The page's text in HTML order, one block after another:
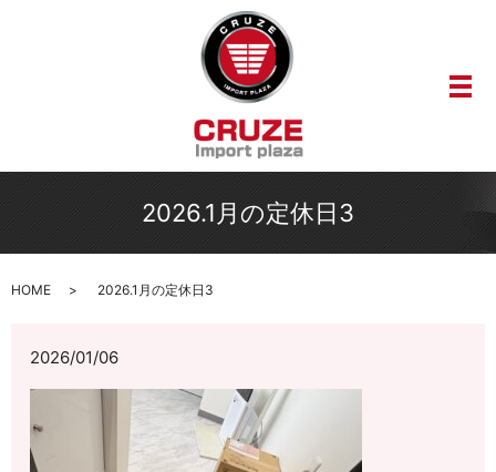
メ
2026.1月の定休日3
HOME 2026.1月の定休日3
2026/01/06